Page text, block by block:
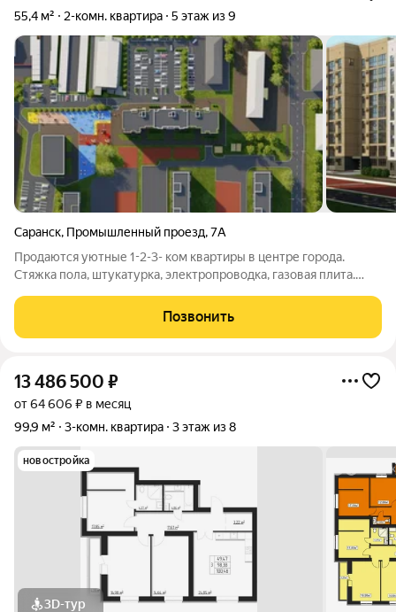
55,4 м² 2-комн. квартира 5 этаж из 9
Саранск, Промышленный проезд,7А
Продаются уютные 1-2-3- ком квартиры в центре города.
Стяжка пола, штукатурка, электропроводка, газовая плита.
Удобное расположение дома, тихий район, безопасные дворы
и зеленые зоны делают
Позвонить
13 486 500 ₽
от 64 606 ₽ в месяц
99,9 м²
3-комн. квартира 3 этаж из 8
новостройка
3D-тур